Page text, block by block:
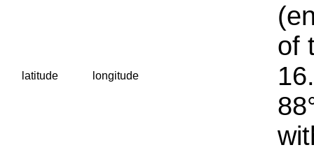
latitude longitude
of